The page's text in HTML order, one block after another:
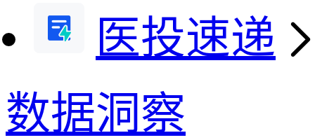
医投速递
数据洞察